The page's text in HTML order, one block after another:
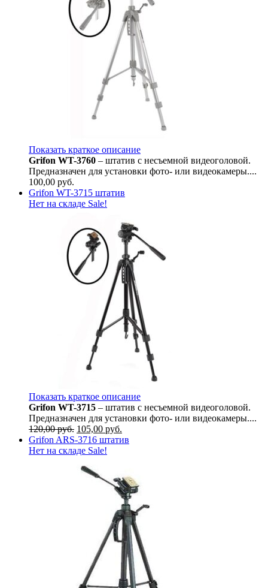
Показать краткое описание
Grifon WT-3760 – штатив с несъемной видеоголовой.
Предназначен для установки фото- или видеокамеры....
100,00 руб.
Grifon WT-3715 штатив
Нет на складе Sale!
Показать краткое описание
Grifon WT-3715 – штатив с несъемной видеоголовой.
Предназначен для установки фото- или видеокамеры....
120,00руб. 105,00 руб.
Grifon ARS-3716 штатив
Нет на складе Sale!